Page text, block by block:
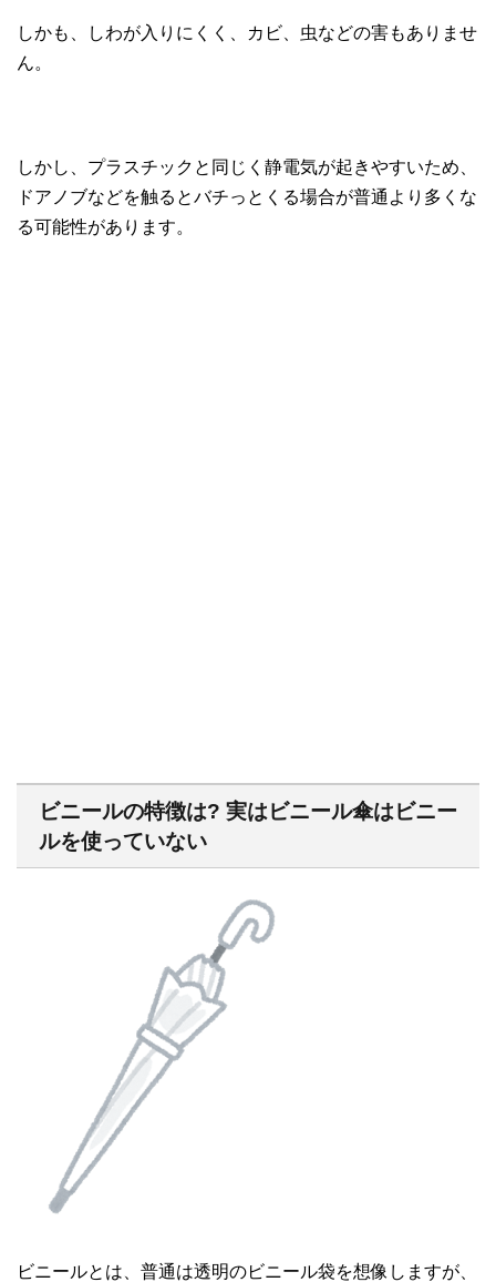
しかも、しわが入りにくく、カビ、虫などの害もありませ
ん。
しかし、プラスチックと同じく静電気が起きやすいため、
ドアノブなどを触るとバチっとくる場合が普通より多くな
る可能性があります。
ビニールの特徴は? 実はビニール傘はビニー
ルを使っていない
ビニールとは、普通は透明のビニール袋を想像しますが、